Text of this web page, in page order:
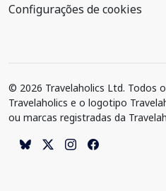
Configurações de cookies
© 2026 Travelaholics Ltd. Todos
Travelaholics e o logotipo
ou marcas registradas da